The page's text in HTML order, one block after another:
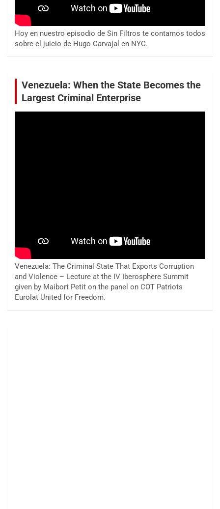
Hoy en nuestro episodio de Sin Filtros te contamos todos
sobre el juicio de Hugo Carvajal en NYC.
Venezuela: When the State Becomes the
Largest Criminal Enterprise
Venezuela: The Criminal State That Exports Corruption
and Violence – Lecture at the IV Iberosphere Summit
given by Maibort Petit on the panel on COT Patriots
Eurolat United for Freedom.